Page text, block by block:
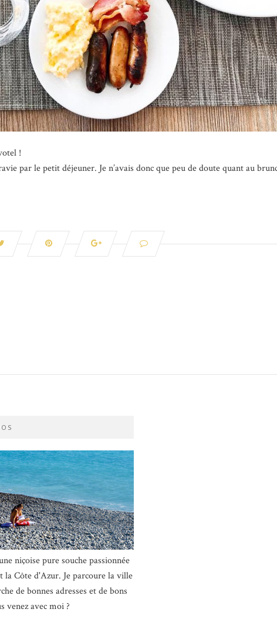
!
par le petit déjeuner. Je n’avais donc que peu de doute quant au
niçoise pure souche passionnée
la Côte d'Azur. Je parcoure la ville
de bonnes adresses et de bons
venez avec moi ?